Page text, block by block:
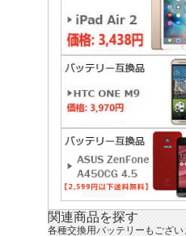
関連商品を探す
各種交換用バッテリーもござい